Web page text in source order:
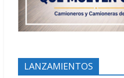
LANZAMIENTOS